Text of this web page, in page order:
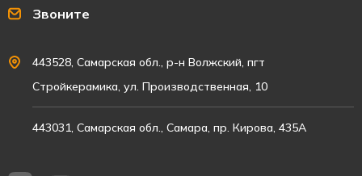
Звоните
443528, Самарская обл., р-н Волжский, пгт
Стройкерамика, ул. Производственная, 10
443031, Самарская обл., Самара, пр. Кирова, 435А